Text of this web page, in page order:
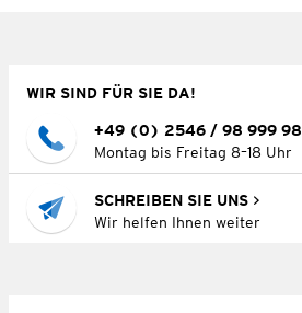
WIR SIND FÜR SIE DA!
+49 (0) 2546 / 98 999 98
Montag bis Freitag 8–18 Uhr
SCHREIBEN SIE UNS
Wir helfen Ihnen weiter